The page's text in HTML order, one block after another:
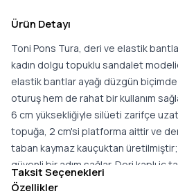
Ürün Detayı
Toni Pons Tura, deri ve elastik
kadın dolgu topuklu sandalet
elastik bantlar ayağı düzgün
oturuş hem de rahat bir kullanım
6 cm yüksekliğiyle silüeti zarifçe
topuğa, 2 cm'si platforma aittir ve
taban kaymaz kauçuktan
güvenli bir adım sağlar. Deri kaplı iç
bir destek sunarak gün boyu yüksek
Taksit Seçenekleri
Özellikler